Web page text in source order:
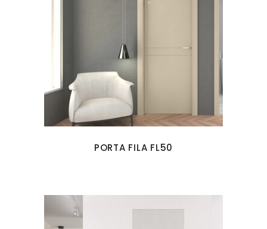
PORTA FILA FL50